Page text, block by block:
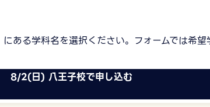
ある学科名を選択ください。フォームでは希
8/2(日) 八王子校で申し込む